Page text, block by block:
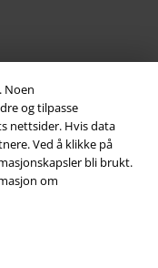
Noen
og tilpasse
nettsider. Hvis data
Ved å klikke på
bli brukt.
om